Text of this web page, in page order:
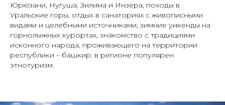
Юрюзани, Нугуша, Зилима и Инзера, походы в
Уральские горы, отдых в санаториях с живописными
видами и целебными источниками, зимние уикенды на
горнолыжных курортах, знакомство с традициями
исконного народа, проживающего на территории
республики – башкир: в регионе популярен
этнотуризм.